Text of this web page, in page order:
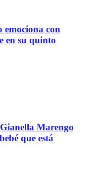
con
en su quinto
Marengo
que está